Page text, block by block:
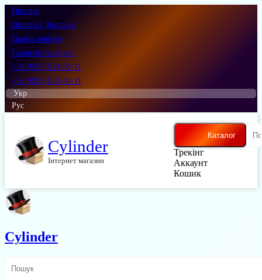
Про нас
Оплата і Доставка
Графік роботи
Гарантія та сервіс
+38 (095) 513-00-11
+38 (093) 513-00-11
Укр
Рус
Cylinder
Інтернет магазин
Каталог
Трекінг
Аккаунт
Кошик
Cylinder